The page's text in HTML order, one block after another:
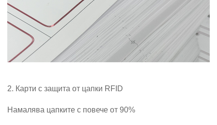
2. Карти с защита от цапки RFID
Намалява цапките с повече от 90%